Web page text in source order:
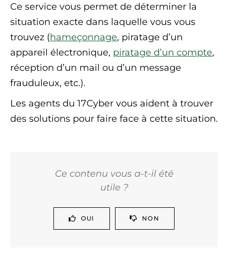
Ce service vous permet de déterminer la
situation exacte dans laquelle vous vous
trouvez (hameçonnage, piratage d’un
appareil électronique, piratage d’un compte,
réception d’un mail ou d’un message
frauduleux, etc.).
Les agents du 17Cyber vous aident à trouver
des solutions pour faire face à cette situation.
Ce contenu vous a-t-il été
utile ?
OUI NON